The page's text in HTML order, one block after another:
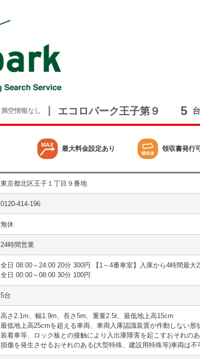
満空情報なし エコロパーク王子第９ 5 台
最大料金設定あり 領収書発行
東京都北区王子１丁目９番地
0120-414-196
無休
24時間営業
全日 08:00～24:00 20分 300円 【1～4番車室】入庫から4時間最
全日 00:00～08:00 30分 100円
5台
高さ2.1m、幅1.9m、長さ5m、重量2.5t、最低地上高15cm
最低地上高25cmを超える車両、車両入庫認識装置が作動しない
装着車等、ロック板との接触により入出庫障害を起こすおそれの
損傷を発生させるおそれのある(大型特殊、建設用特殊等)車両は不